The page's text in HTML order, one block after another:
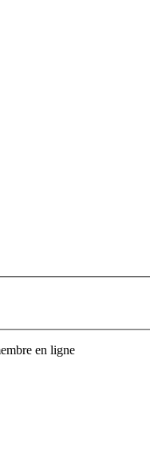
en ligne